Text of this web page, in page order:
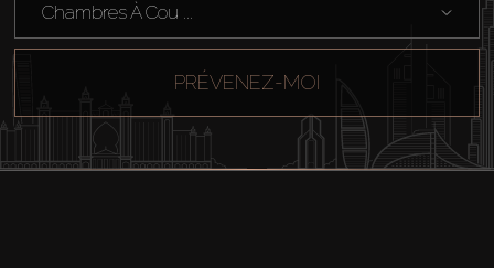
Chambres À Cou ...
PRÉVENEZ-MOI